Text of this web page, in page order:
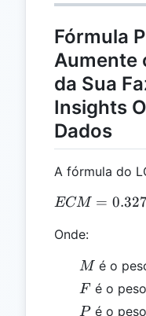
Fórmula
Aumente
da Sua
Insights
Dados
A fórmula do
ECM =
Onde:
M
M é o
F
F é o
P
Pé o